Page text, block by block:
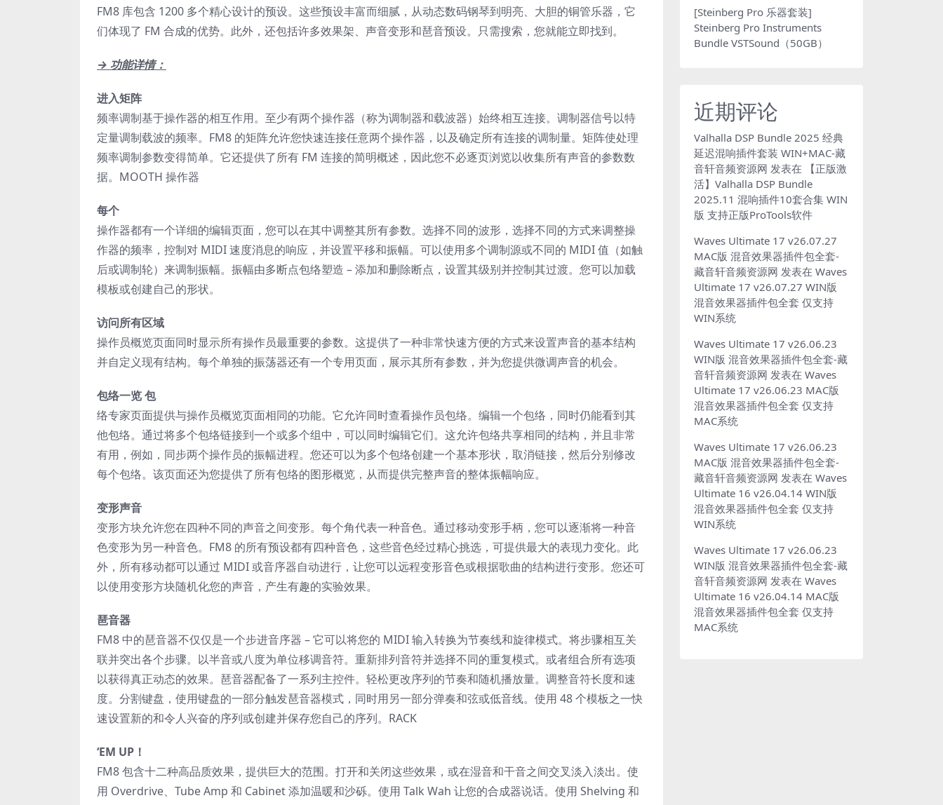
FM8 库包含 1200 多个精心设计的预设。这些预设丰富而细腻，从动态数码钢琴到明亮、大胆的铜管乐器，它
们体现了 FM 合成的优势。此外，还包括许多效果架、声音变形和琶音预设。只需搜索，您就能立即找到。
→ 功能详情：
进入矩阵
频率调制基于操作器的相互作用。至少有两个操作器（称为调制器和载波器）始终相互连接。调制器信号以特
定量调制载波的频率。FM8 的矩阵允许您快速连接任意两个操作器，以及确定所有连接的调制量。矩阵使处理
频率调制参数变得简单。它还提供了所有 FM 连接的简明概述，因此您不必逐页浏览以收集所有声音的参数数
据。MOOTH 操作器
每个
操作器都有一个详细的编辑页面，您可以在其中调整其所有参数。选择不同的波形，选择不同的方式来调整操
作器的频率，控制对 MIDI 速度消息的响应，并设置平移和振幅。可以使用多个调制源或不同的 MIDI 值（如触
后或调制轮）来调制振幅。振幅由多断点包络塑造 – 添加和删除断点，设置其级别并控制其过渡。您可以加载
模板或创建自己的形状。
访问所有区域
操作员概览页面同时显示所有操作员最重要的参数。这提供了一种非常快速方便​​的方式来设置声音的基本结构
并自定义现有结构。每个单独的振荡器还有一个专用页面，展示其所有参数，并为您提供微调声音的机会。
包络一览 包
络专家页面提供与操作员概览页面相同的功能。它允许同时查看操作员包络。编辑一个包络，同时仍能看到其
他包络。通过将多个包络链接到一个或多个组中，可以同时编辑它们。这允许包络共享相同的结构，并且非常
有用，例如，同步两个操作员的振幅进程。您还可以为多个包络创建一个基本形状，取消链接，然后分别修改
每个包络。该页面还为您提供了所有包络的图形概览，从而提供完整声音的整体振幅响应。
变形声音
变形方块允许您在四种不同的声音之间变形。每个角代表一种音色。通过移动变形手柄，您可以逐渐将一种音
色变形为另一种音色。FM8 的所有预设都有四种音色，这些音色经过精心挑选，可提供最大的表现力变化。此
外，所有移动都可以通过 MIDI 或音序器自动进行，让您可以远程变形音色或根据歌曲的结构进行变形。您还可
以使用变形方块随机化您的声音，产生有趣的实验效果。
琶音器
FM8 中的琶音器不仅仅是一个步进音序器 – 它可以将您的 MIDI 输入转换为节奏线和旋律模式。将步骤相互关
联并突出各个步骤。以半音或八度为单位移调音符。重新排列音符并选择不同的重复模式。或者组合所有选项
以获得真正动态的效果。琶音器配备了一系列主控件。轻松更改序列的节奏和随机播放量。调整音符长度和速
度。分割键盘，使用键盘的一部分触发琶音器模式，同时用另一部分弹奏和弦或低音线。使用 48 个模板之一快
速设置新的和令人兴奋的序列或创建并保存您自己的序列。RACK
‘EM UP！
FM8 包含十二种高品质效果，提供巨大的范围。打开和关闭这些效果，或在湿音和干音之间交叉淡入淡出。使
用 Overdrive、Tube Amp 和 Cabinet 添加温暖和沙砾。使用 Talk Wah 让您的合成器说话。使用 Shelving 和
[Steinberg Pro 乐器套装]
Steinberg Pro Instruments
Bundle VSTSound（50GB）
近期评论
Valhalla DSP Bundle 2025 经典
延迟混响插件套装 WIN+MAC-藏
音轩音频资源网 发表在
【正版激
活】Valhalla DSP Bundle
2025.11 混响插件10套合集 WIN
版 支持正版ProTools软件
Waves Ultimate 17 v26.07.27
MAC版 混音效果器插件包全套-
藏音轩音频资源网 发表在 Waves
Ultimate 17 v26.07.27 WIN版
混音效果器插件包全套 仅支持
WIN系统
Waves Ultimate 17 v26.06.23
WIN版 混音效果器插件包全套-藏
音轩音频资源网 发表在 Waves
Ultimate 17 v26.06.23 MAC版
混音效果器插件包全套 仅支持
MAC系统
Waves Ultimate 17 v26.06.23
MAC版 混音效果器插件包全套-
藏音轩音频资源网 发表在 Waves
Ultimate 16 v26.04.14 WIN版
混音效果器插件包全套 仅支持
WIN系统
Waves Ultimate 17 v26.06.23
WIN版 混音效果器插件包全套-藏
音轩音频资源网 发表在 Waves
Ultimate 16 v26.04.14 MAC版
混音效果器插件包全套 仅支持
MAC系统